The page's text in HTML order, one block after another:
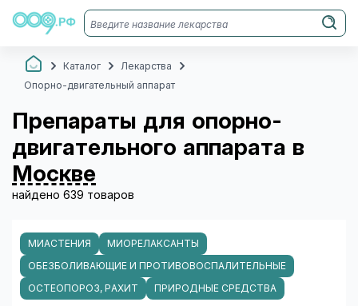
Каталог
Лекарства
Опорно-двигательный аппарат
Препараты для опорно-
двигательного аппарата в
Москве
найдено 639 товаров
МИАСТЕНИЯ
МИОРЕЛАКСАНТЫ
ОБЕЗБОЛИВАЮЩИЕ И ПРОТИВОВОСПАЛИТЕЛЬНЫЕ
ОСТЕОПОРОЗ, РАХИТ
ПРИРОДНЫЕ СРЕДСТВА